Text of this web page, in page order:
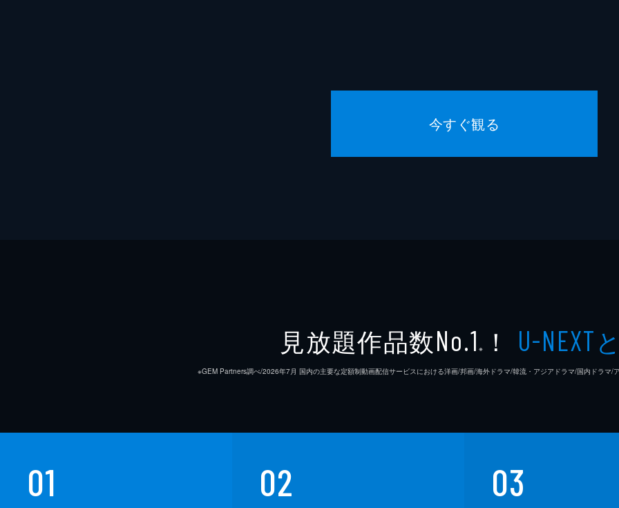
今すぐ観る
見放題作品数No.1 ※ ！ U-NEXT
※GEM Partners調べ/2026年7⽉ 国内の主要な定額制動画配信サービスにおける洋画/邦画/海外ドラマ/韓流・アジアドラマ/国内ドラマ/
01 02 03